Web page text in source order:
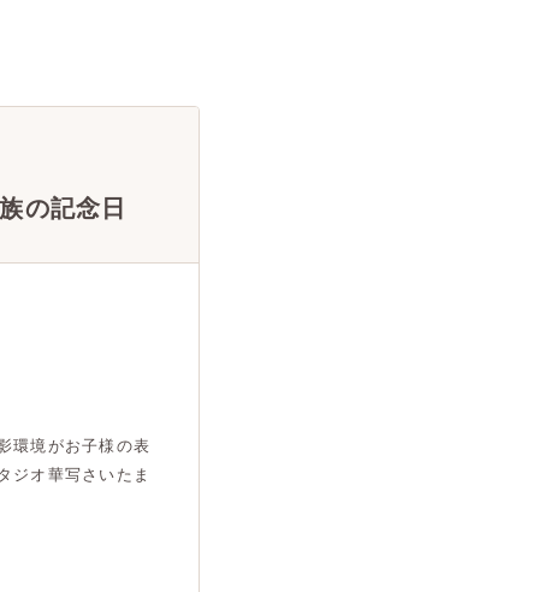
の記念日
環境がお子様の表
ジオ華写さいたま